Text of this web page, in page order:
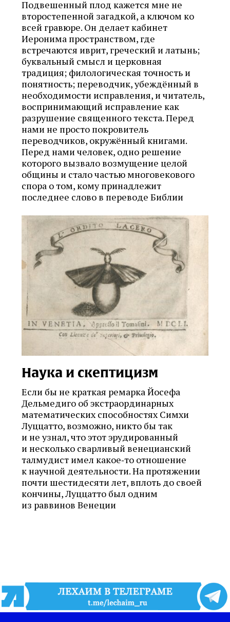
Подвешенный плод кажется мне не
второстепенной загадкой, а ключом ко
всей гравюре. Он делает кабинет
Иеронима пространством, где
встречаются иврит, греческий и латынь;
буквальный смысл и церковная
традиция; филологическая точность и
понятность; переводчик, убеждённый в
необходимости исправления, и читатель,
воспринимающий исправление как
разрушение священного текста. Перед
нами не просто покровитель
переводчиков, окружённый книгами.
Перед нами человек, одно решение
которого вызвало возмущение целой
общины и стало частью многовекового
спора о том, кому принадлежит
последнее слово в переводе Библии
Наука и скептицизм
Если бы не краткая ремарка Йосефа
Дельмедиго об экстраординарных
математических способностях Симхи
Луццатто, возможно, никто бы так
и не узнал, что этот эрудированный
и несколько сварливый венецианский
талмудист имел какое‑то отношение
к научной деятельности. На протяжении
почти шестидесяти лет, вплоть до своей
кончины, Луццатто был одним
из раввинов Венеции